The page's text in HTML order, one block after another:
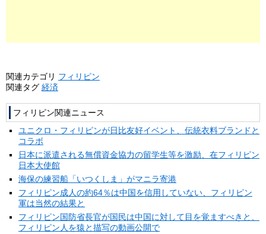
関連カテゴリ フィリピン
関連タグ 経済
フィリピン関連ニュース
ユニクロ・フィリピンが日比友好イベント、伝統衣料ブランドと
コラボ
日本に派遣される無償資金協力の留学生等を激励、在フィリピン
日本大使館
海保の練習船「いつくしま」がマニラ寄港
フィリピン成人の約64％は中国を信用していない、フィリピン
軍は当然の結果と
フィリピン国防省長官が国民は中国に対して目を覚ますべきと、
フィリピン人を猿と描写の動画公開で